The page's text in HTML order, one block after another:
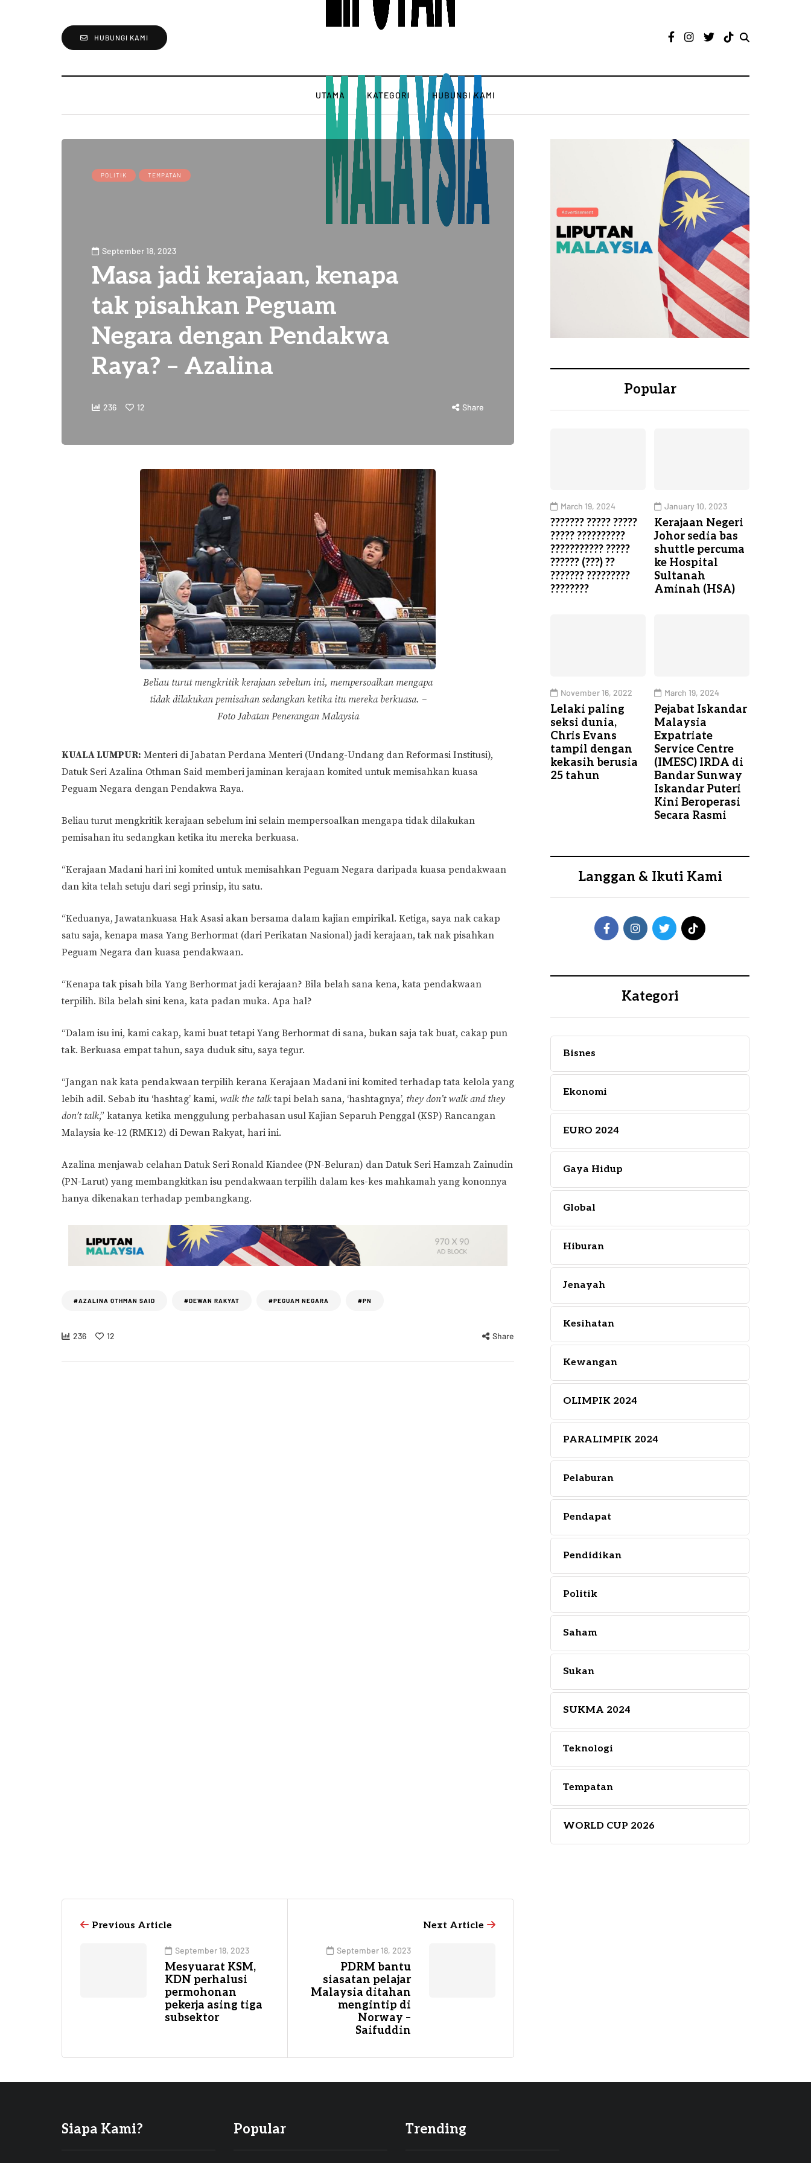
HUBUNGI KAMI
UTAMA KATEGORI HUBUNGI KAMI
POLITIK TEMPATAN
September 18, 2023
Masa jadi kerajaan, kenapa
tak pisahkan Peguam
Negara dengan Pendakwa
Raya? – Azalina
236 12 Share
Beliau turut mengkritik kerajaan sebelum ini, mempersoalkan mengapa
tidak dilakukan pemisahan sedangkan ketika itu mereka berkuasa. –
Foto Jabatan Penerangan Malaysia
KUALA LUMPUR: Menteri di Jabatan Perdana Menteri (Undang-Undang dan Reformasi Institusi),
Datuk Seri Azalina Othman Said memberi jaminan kerajaan komited untuk memisahkan kuasa
Peguam Negara dengan Pendakwa Raya.
Beliau turut mengkritik kerajaan sebelum ini selain mempersoalkan mengapa tidak dilakukan
pemisahan itu sedangkan ketika itu mereka berkuasa.
“Kerajaan Madani hari ini komited untuk memisahkan Peguam Negara daripada kuasa pendakwaan
dan kita telah setuju dari segi prinsip, itu satu.
“Keduanya, Jawatankuasa Hak Asasi akan bersama dalam kajian empirikal. Ketiga, saya nak cakap
satu saja, kenapa masa Yang Berhormat (dari Perikatan Nasional) jadi kerajaan, tak nak pisahkan
Peguam Negara dan kuasa pendakwaan.
“Kenapa tak pisah bila Yang Berhormat jadi kerajaan? Bila belah sana kena, kata pendakwaan
terpilih. Bila belah sini kena, kata padan muka. Apa hal?
“Dalam isu ini, kami cakap, kami buat tetapi Yang Berhormat di sana, bukan saja tak buat, cakap pun
tak. Berkuasa empat tahun, saya duduk situ, saya tegur.
“Jangan nak kata pendakwaan terpilih kerana Kerajaan Madani ini komited terhadap tata kelola yang
lebih adil. Sebab itu ‘hashtag’ kami, walk the talktapi belah sana, ‘hashtagnya’, they don’t walk and they
don’t talk,” katanya ketika menggulung perbahasan usul Kajian Separuh Penggal (KSP) Rancangan
Malaysia ke-12 (RMK12) di Dewan Rakyat, hari ini.
Azalina menjawab celahan Datuk Seri Ronald Kiandee (PN-Beluran) dan Datuk Seri Hamzah Zainudin
(PN-Larut) yang membangkitkan isu pendakwaan terpilih dalam kes-kes mahkamah yang kononnya
hanya dikenakan terhadap pembangkang.
#AZALINA OTHMAN SAID #DEWAN RAKYAT #PEGUAM NEGARA #PN
236 12 Share
Popular
March 19, 2024
??????? ????? ?????
????? ??????????
??????????? ?????
?????? (???) ??
??????? ?????????
????????
January 10, 2023
Kerajaan Negeri
Johor sedia bas
shuttle percuma
ke Hospital
Sultanah
Aminah (HSA)
November 16, 2022
Lelaki paling
seksi dunia,
Chris Evans
tampil dengan
kekasih berusia
25 tahun
March 19, 2024
Pejabat Iskandar
Malaysia
Expatriate
Service Centre
(IMESC) IRDA di
Bandar Sunway
Iskandar Puteri
Kini Beroperasi
Secara Rasmi
Langgan & Ikuti Kami
Kategori
Bisnes
Ekonomi
EURO 2024
Gaya Hidup
Global
Hiburan
Jenayah
Kesihatan
Kewangan
OLIMPIK 2024
PARALIMPIK 2024
Pelaburan
Pendapat
Pendidikan
Politik
Saham
Sukan
SUKMA 2024
Teknologi
Tempatan
WORLD CUP 2026
Previous Article
September 18, 2023
Mesyuarat KSM,
KDN perhalusi
permohonan
pekerja asing tiga
subsektor
Next Article
September 18, 2023
PDRM bantu
siasatan pelajar
Malaysia ditahan
mengintip di
Norway –
Saifuddin
Siapa Kami? Popular Trending